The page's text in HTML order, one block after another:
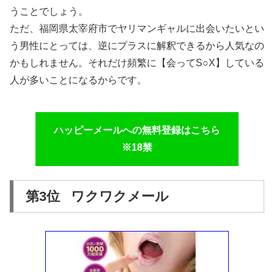
うことでしょう。
ただ、福岡県太宰府市でヤリマンギャルに出会いたいとい
う男性にとっては、逆にプラスに解釈できるから人気なの
かもしれません。それだけ頻繁に【会ってS○X】している
人が多いことになるからです。
ハッピーメールへの無料登録はこちら
※18禁
第3位 ワクワクメール